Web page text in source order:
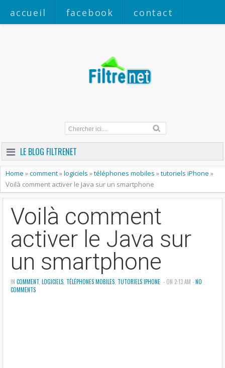
accueil facebook contact
LE BLOG FILTRENET
Home »comment»logiciels »téléphones mobiles »tutoriels iPhone »
Voilà comment activer le Java sur un smartphone
Voilà comment
activer le Java sur
un smartphone
IN COMMENT LOGICIELS TÉLÉPHONES MOBILES TUTORIELS IPHONE - ON 2:13 AM -NO
COMMENTS